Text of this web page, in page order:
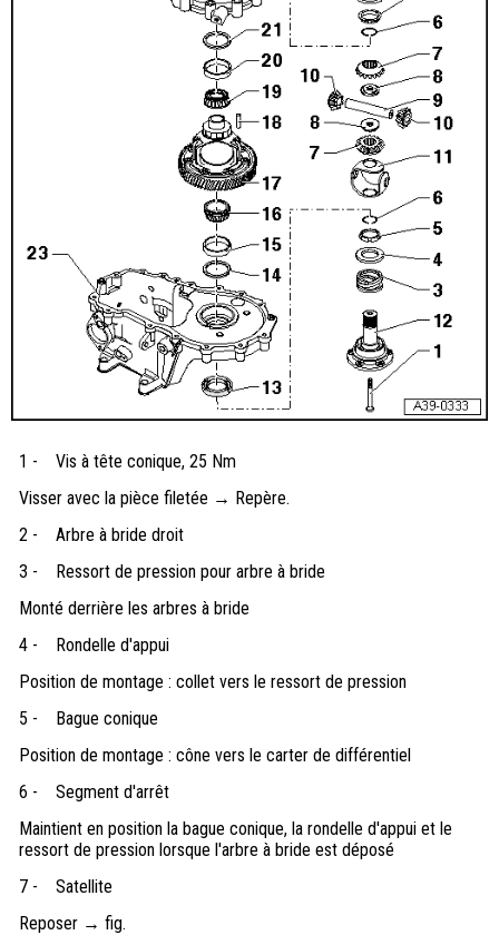
1 -
Vis à tête conique, 25 Nm
Visser avec la pièce filetée → Repère.
2 -
Arbre à bride droit
3 -
Ressort de pression pour arbre à bride
Monté derrière les arbres à bride
4 -
Rondelle d'appui
Position de montage : collet vers le ressort de pression
5 -
Bague conique
Position de montage : cône vers le carter de différentiel
6 -
Segment d'arrêt
Maintient en position la bague conique, la rondelle d'appui et le
ressort de pression lorsque l'arbre à bride est déposé
7 -
Satellite
Reposer → fig.